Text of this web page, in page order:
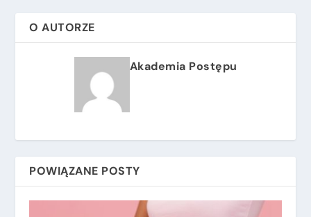
O AUTORZE
Akademia Postępu
POWIĄZANE POSTY